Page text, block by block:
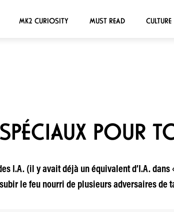
MK2 CURIOSITY MUST READ CULTURE
POUR
I.A. (il y avait déjà un équivalent d’I.A. dans
le feu nourri de plusieurs adversaires de